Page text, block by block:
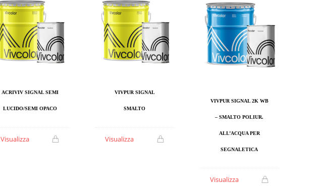
ACRIVIV SIGNAL SEMI
LUCIDO/SEMI OPACO
Visualizza
VIVPUR SIGNAL
SMALTO
Visualizza
VIVPUR SIGNAL 2K WB
– SMALTO POLIUR.
ALL’ACQUA PER
SEGNALETICA
Visualizza